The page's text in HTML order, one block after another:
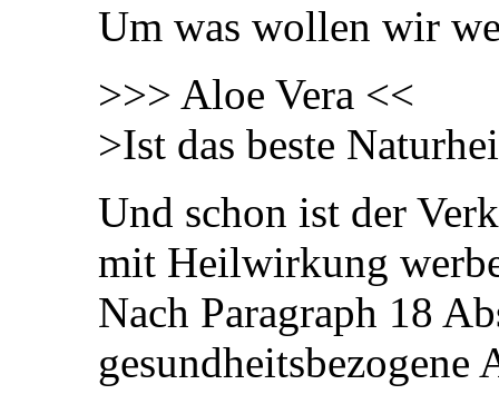
Um was wollen wir
>>> Aloe Vera <<
>Ist das beste
Und schon ist der
mit Heilwirkung
Nach Paragraph 18
gesundheitsbezogene